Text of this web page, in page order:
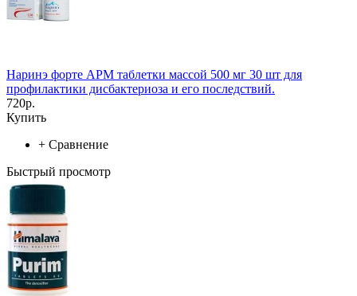
Наринэ форте АРМ таблетки массой 500 мг 30 шт для
профилактики дисбактериоза и его последствий.
720р.
Купить
+ Сравнение
Быстрый просмотр